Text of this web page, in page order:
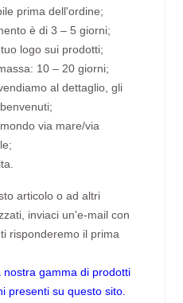
prima dell'ordine;
è di 3 – 5 giorni;
logo sui prodotti;
10 – 20 giorni;
al dettaglio, gli
via mare/via
articolo o ad altri
inviaci un'e-mail con
risponderemo il prima
nostra gamma di prodotti
presenti su questo sito.